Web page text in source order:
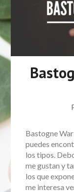
Bastogne
puedes
los tipos.
me gustan y
los que
me interesa